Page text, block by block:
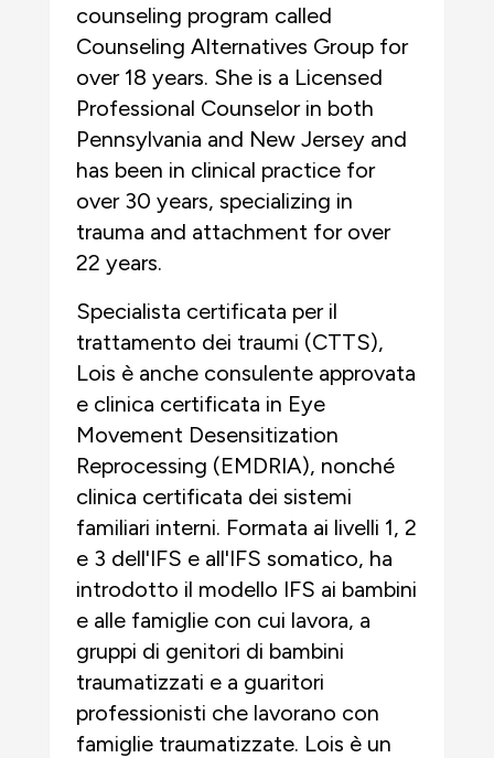
counseling program called
Counseling Alternatives Group for
over 18 years. She is a Licensed
Professional Counselor in both
Pennsylvania and New Jersey and
has been in clinical practice for
over 30 years, specializing in
trauma and attachment for over
22 years.
Specialista certificata per il
trattamento dei traumi (CTTS),
Lois è anche consulente approvata
e clinica certificata in Eye
Movement Desensitization
Reprocessing (EMDRIA), nonché
clinica certificata dei sistemi
familiari interni. Formata ai livelli 1, 2
e 3 dell'IFS e all'IFS somatico, ha
introdotto il modello IFS ai bambini
e alle famiglie con cui lavora, a
gruppi di genitori di bambini
traumatizzati e a guaritori
professionisti che lavorano con
famiglie traumatizzate. Lois è un